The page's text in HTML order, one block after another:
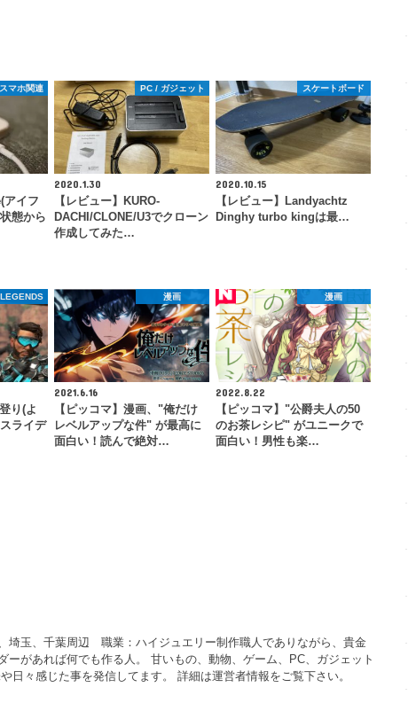
マホ関連
アイフ
態から
PC / ガジェット
2020.1.30
【レビュー】KURO-
DACHI/CLONE/U3でクローン
作成してみた…
スケートボード
2020.10.15
【レビュー】Landyachtz
Dinghy turbo kingは最…
り(よ
ライデ
漫画
2021.6.16
【ピッコマ】漫画、"俺だけ
レベルアップな件" が最高に
面白い！読んで絶対…
漫画
2022.8.22
【ピッコマ】"公爵夫人の50
のお茶レシピ" がユニークで
面白い！男性も楽…
玉、千葉周辺 職業：ハイジュエリー制作職人でありながら、貴金
ーがあれば何でも作る人。 甘いもの、動物、ゲーム、PC、ガジェット
日々感じた事を発信してます。 詳細は運営者情報をご覧下さい。